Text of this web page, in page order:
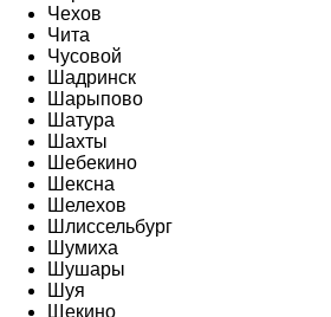
Чехов
Чита
Чусовой
Шадринск
Шарыпово
Шатура
Шахты
Шебекино
Шексна
Шелехов
Шлиссельбург
Шумиха
Шушары
Шуя
Щекино